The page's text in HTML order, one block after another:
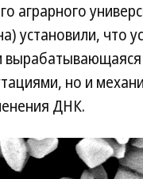
аграрного
установили, что
но и
ДНК.